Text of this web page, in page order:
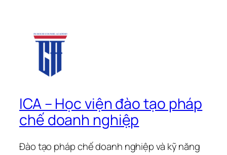
ICA – Học viện đào tạo pháp
chế doanh nghiệp
Đào tạo pháp chế doanh nghiệp và kỹ năng